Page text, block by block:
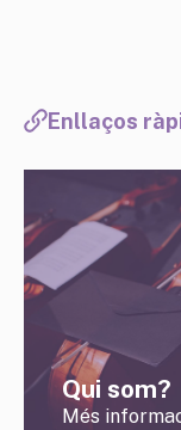
Enllaços
Qui som?
Més